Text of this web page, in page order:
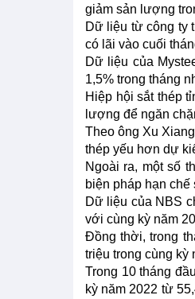
giảm sản lượng
Dữ liệu từ công ty
có lãi vào cuối
Dữ liệu của
1,5% trong tháng
Hiệp hội sắt thép
lượng để ngăn
Theo ông Xu
thép yếu hơn dự
Ngoài ra, một số
biện pháp hạn
Dữ liệu của NBS
với cùng kỳ năm
Đồng thời, trong
triệu trong cùng kỳ
Trong 10 tháng
kỳ năm 2022 từ